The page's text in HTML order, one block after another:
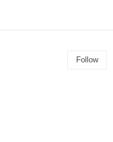
Follow